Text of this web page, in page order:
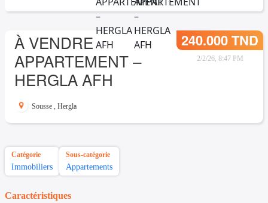
À VENDRE
APPARTEMENT –
HERGLA AFH
240.000 TND
2/2/26, 8:47 PM
Sousse , Hergla
Catégorie
Immobiliers
Sous-catégorie
Appartements
Caractéristiques